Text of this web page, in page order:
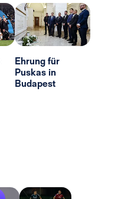
Ehrung für
Puskas in
Budapest